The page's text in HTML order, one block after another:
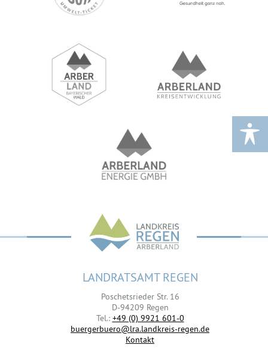
LANDRATSAMT REGEN
Poschetsrieder Str. 16
D-94209 Regen
Tel.: +49 (0) 9921 601-0
buergerbuero@lra.landkreis-regen.de
Kontakt